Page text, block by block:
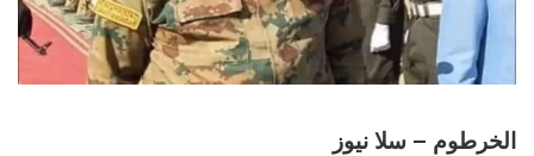
الخرطوم – سلا نيوز